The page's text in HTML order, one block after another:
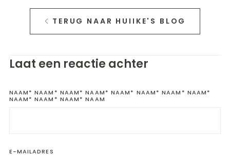
TERUG NAAR HUIIKE'S BLOG
Laat een reactie achter
NAAM* NAAM* NAAM* NAAM* NAAM* NAAM* NAAM* NAAM*
NAAM* NAAM* NAAM* NAAM
E-MAILADRES